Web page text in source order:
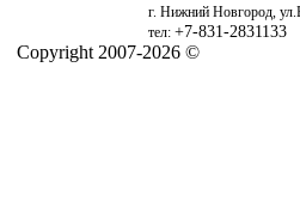
г. Нижний Новгород,
тел: +7-831-2831133
Copyright 2007-2026 ©